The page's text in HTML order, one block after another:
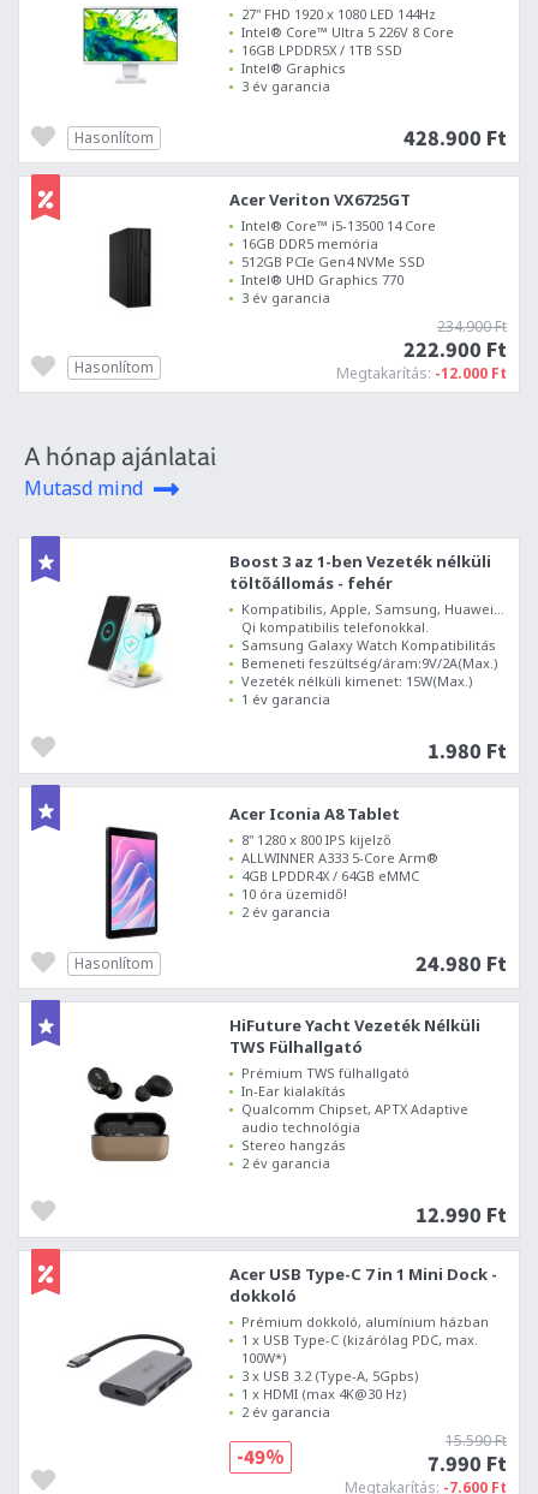
27" FHD 1920 x 1080 LED 144Hz
Intel® Core™ Ultra 5 226V 8 Core
16GB LPDDR5X / 1TB SSD
Intel® Graphics
3 év garancia
428.900 Ft
Hasonlítom
Acer Veriton VX6725GT
Intel® Core™ i5-13500 14 Core
16GB DDR5 memória
512GB PCIe Gen4 NVMe SSD
Intel® UHD Graphics 770
3 év garancia
234.900 Ft
222.900 Ft
Megtakarítás: -12.000 Ft
Hasonlítom
A hónap ajánlatai
Mutasd mind
Boost 3 az 1-ben Vezeték nélküli
töltőállomás - fehér
Kompatibilis, Apple, Samsung, Huawei...
Qi kompatibilis telefonokkal.
Samsung Galaxy Watch Kompatibilitás
Bemeneti feszültség/áram:9V/2A(Max.)
Vezeték nélküli kimenet: 15W(Max.)
1 év garancia
1.980 Ft
Acer Iconia A8 Tablet
8" 1280 x 800 IPS kijelző
ALLWINNER A333 5-Core Arm®
4GB LPDDR4X / 64GB eMMC
10 óra üzemidő!
2 év garancia
24.980 Ft
Hasonlítom
HiFuture Yacht Vezeték Nélküli
TWS Fülhallgató
Prémium TWS fülhallgató
In-Ear kialakítás
Qualcomm Chipset, APTX Adaptive
audio technológia
Stereo hangzás
2 év garancia
12.990 Ft
Acer USB Type-C 7 in 1 Mini Dock -
dokkoló
Prémium dokkoló, alumínium házban
1 x USB Type-C (kizárólag PDC, max.
100W*)
3 x USB 3.2 (Type-A, 5Gpbs)
1 x HDMI (max 4K@30 Hz)
2 év garancia
15.590 Ft
7.990 Ft
Megtakarítás: -7.600 Ft
-49%